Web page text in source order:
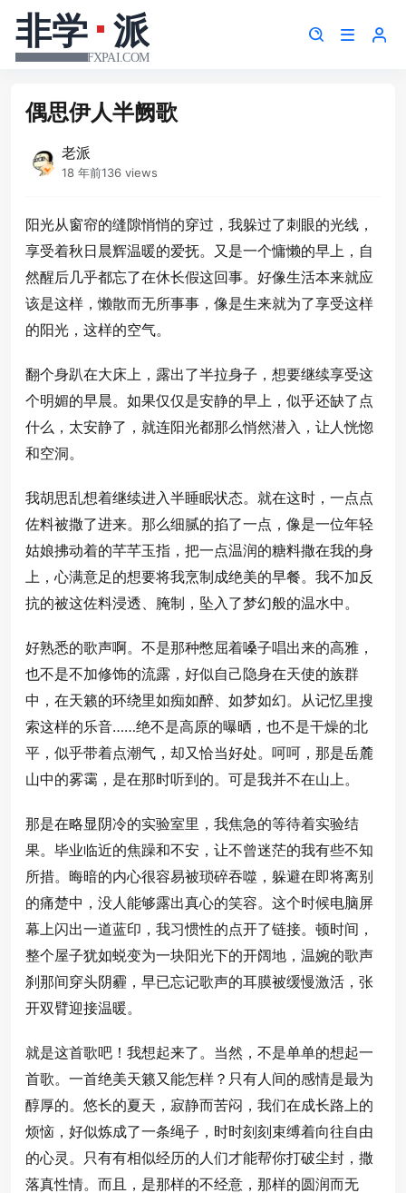
偶思伊人半阙歌
老派
18 年前136 views
阳光从窗帘的缝隙悄悄的穿过，我躲过了刺眼的光线，
享受着秋日晨辉温暖的爱抚。又是一个慵懒的早上，自
然醒后几乎都忘了在休长假这回事。好像生活本来就应
该是这样，懒散而无所事事，像是生来就为了享受这样
的阳光，这样的空气。
翻个身趴在大床上，露出了半拉身子，想要继续享受这
个明媚的早晨。如果仅仅是安静的早上，似乎还缺了点
什么，太安静了，就连阳光都那么悄然潜入，让人恍惚
和空洞。
我胡思乱想着继续进入半睡眠状态。就在这时，一点点
佐料被撒了进来。那么细腻的掐了一点，像是一位年轻
姑娘拂动着的芊芊玉指，把一点温润的糖料撒在我的身
上，心满意足的想要将我烹制成绝美的早餐。我不加反
抗的被这佐料浸透、腌制，坠入了梦幻般的温水中。
好熟悉的歌声啊。不是那种憋屈着嗓子唱出来的高雅，
也不是不加修饰的流露，好似自己隐身在天使的族群
中，在天籁的环绕里如痴如醉、如梦如幻。从记忆里搜
索这样的乐音……绝不是高原的曝晒，也不是干燥的北
平，似乎带着点潮气，却又恰当好处。呵呵，那是岳麓
山中的雾霭，是在那时听到的。可是我并不在山上。
那是在略显阴冷的实验室里，我焦急的等待着实验结
果。毕业临近的焦躁和不安，让不曾迷茫的我有些不知
所措。晦暗的内心很容易被琐碎吞噬，躲避在即将离别
的痛楚中，没人能够露出真心的笑容。这个时候电脑屏
幕上闪出一道蓝印，我习惯性的点开了链接。顿时间，
整个屋子犹如蜕变为一块阳光下的开阔地，温婉的歌声
刹那间穿头阴霾，早已忘记歌声的耳膜被缓慢激活，张
开双臂迎接温暖。
就是这首歌吧！我想起来了。当然，不是单单的想起一
首歌。一首绝美天籁又能怎样？只有人间的感情是最为
醇厚的。悠长的夏天，寂静而苦闷，我们在成长路上的
烦恼，好似炼成了一条绳子，时时刻刻束缚着向往自由
的心灵。只有有相似经历的人们才能帮你打破尘封，撒
落真性情。而且，是那样的不经意，那样的圆润而无